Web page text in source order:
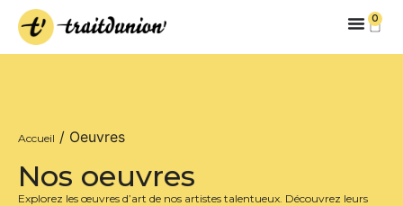
0
Accueil / Oeuvres
Nos oeuvres
Explorez les œuvres d’art de nos artistes talentueux. Découvrez leurs